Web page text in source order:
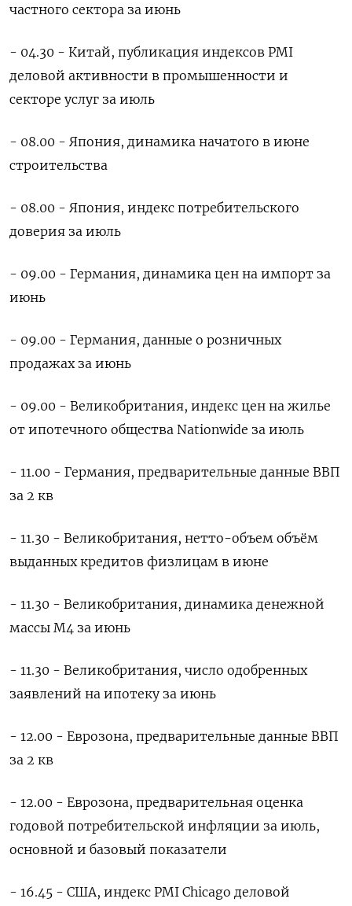
частного сектора за июнь
- 04.30 - Китай, публикация индексов PMI
деловой активности в промышенности и
секторе услуг за июль
- 08.00 - Япония, динамика начатого в июне
строительства
- 08.00 - Япония, индекс потребительского
доверия за июль
- 09.00 - Германия, динамика цен на импорт за
июнь
- 09.00 - Германия, данные о розничных
продажах за июнь
- 09.00 - Великобритания, индекс цен на жилье
от ипотечного общества Nationwide за июль
- 11.00 - Германия, предварительные данные ВВП
за 2 кв
- 11.30 - Великобритания, нетто-объем объём
выданных кредитов физлицам в июне
- 11.30 - Великобритания, динамика денежной
массы М4 за июнь
- 11.30 - Великобритания, число одобренных
заявлений на ипотеку за июнь
- 12.00 - Еврозона, предварительные данные ВВП
за 2 кв
- 12.00 - Еврозона, предварительная оценка
годовой потребительской инфляции за июль,
основной и базовый показатели
- 16.45 - США, индекс PMI Chicago деловой